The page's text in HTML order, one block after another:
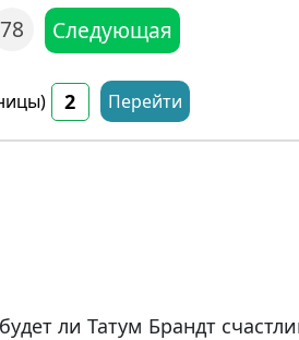
78 Следующая
Перейти
ли Татум Брандт